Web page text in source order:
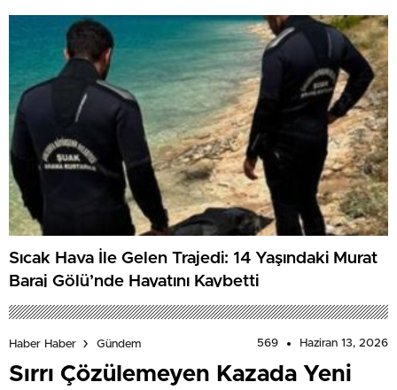
Sıcak Hava İle Gelen Trajedi: 14 Yaşındaki Murat
Baraj Gölü’nde Hayatını Kaybetti
Haber Haber Gündem 569 Haziran 13, 2026
Sırrı Çözülemeyen Kazada Yeni